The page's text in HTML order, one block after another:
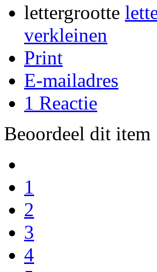
lettergrootte
verkleinen
Print
E-mailadres
1 Reactie
Beoordeel dit item
1
2
3
4